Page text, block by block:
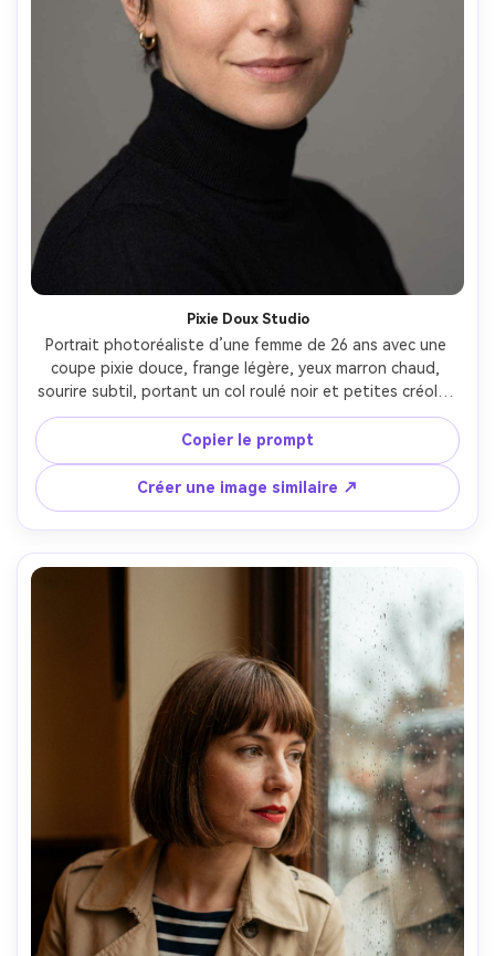
Pixie Doux Studio
Portrait photoréaliste d’une femme de 26 ans avec une
coupe pixie douce, frange légère, yeux marron chaud,
sourire subtil, portant un col roulé noir et petites créoles
dorées, fond studio gris propre, lumière softbox avec
remplissage doux, Canon EOS R5, 85mm f/1.4, profondeur
de champ faible, cadrage serré tête et épaules, ambiance
calme et confiante, texture de peau et cheveux naturelle,
mise au point nette, haute résolution, étalonnage
neutre, qualité éditoriale --ar 4:5
Copier le prompt
Créer une image similaire ↗